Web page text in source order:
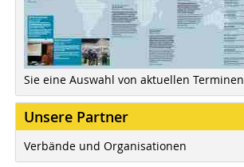
Sie eine Auswahl von aktuellen Terminen
Unsere Partner
Verbände und Organisationen